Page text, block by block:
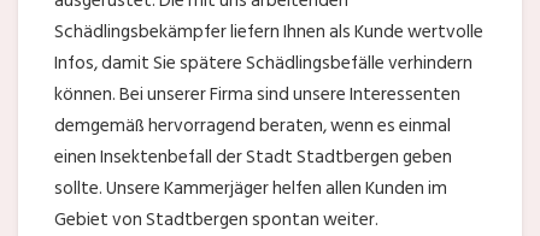
Schädlingsbekämpfer liefern Ihnen als Kunde wertvolle
Infos, damit Sie spätere Schädlingsbefälle verhindern
können. Bei unserer Firma sind unsere Interessenten
demgemäß hervorragend beraten, wenn es einmal
einen Insektenbefall der Stadt Stadtbergen geben
sollte. Unsere Kammerjäger helfen allen Kunden im
Gebiet von Stadtbergen spontan weiter.